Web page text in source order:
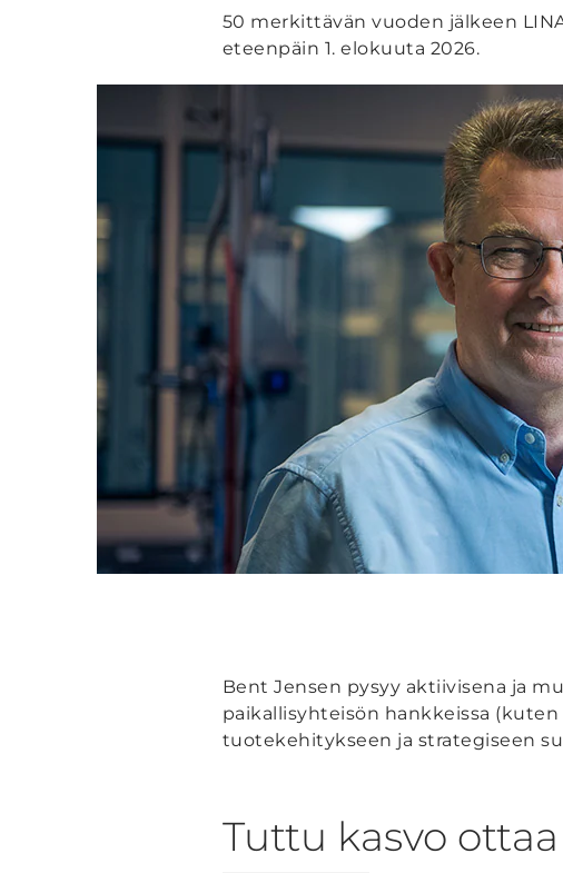
50 merkittävän vuoden jälkeen
eteenpäin 1. elokuuta 2026.
Bent Jensen pysyy aktiivisena ja
paikallisyhteisön hankkeissa
tuotekehitykseen ja strategiseen
Tuttu kasvo